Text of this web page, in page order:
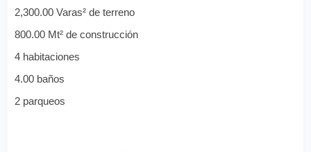
2,300.00 Varas² de terreno
800.00 Mt² de construcción
4 habitaciones
4.00 baños
2 parqueos